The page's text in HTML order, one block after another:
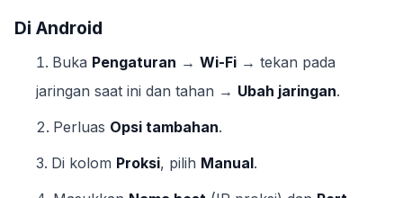
Di Android
Buka Pengaturan → Wi-Fi → tekan pada
jaringan saat ini dan tahan → Ubah jaringan.
Perluas Opsi tambahan.
Di kolom Proksi, pilih Manual.